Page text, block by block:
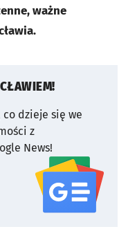
ważne
dzieje się we
z
News!
serwisu